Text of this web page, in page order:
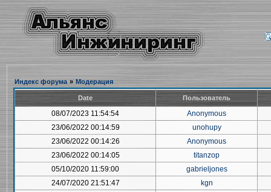
Индекс форума » Модерация
Date Пользователь
08/07/2023 11:54:54
Anonymous
23/06/2022 00:14:59
unohupy
23/06/2022 00:14:26
Anonymous
23/06/2022 00:14:05
titanzop
05/10/2020 11:59:00
gabrieljones
24/07/2020 21:51:47
kgn